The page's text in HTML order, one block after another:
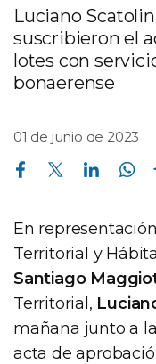
Luciano
suscribieron el
lotes con
bonaerense
01 de junio de 2023
Compartir en Facebook Compartir en Twitter Compartir en Linkedin Compartir en Whatsapp
En
Territorial y
Santiago
Territorial,
mañana junto a
acta de